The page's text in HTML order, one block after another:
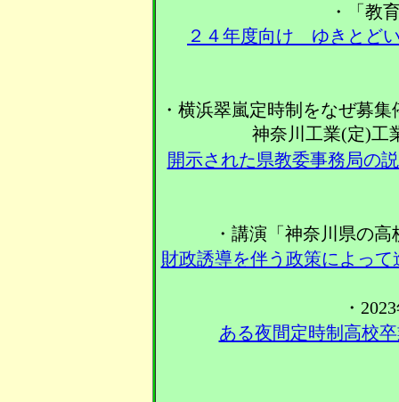
・「教
２４年度向け ゆきとど
・横浜翠嵐定時制をなぜ募
神奈川工業(定)工
開示された県教委事務局の
・講演「神奈川県の
財政誘導を伴う政策によっ
・
ある夜間定時制高校